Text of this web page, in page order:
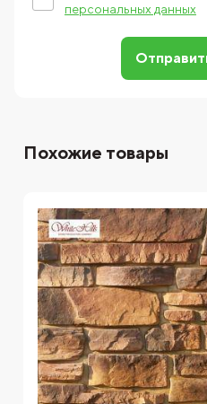
персональных данных
Похожие товары